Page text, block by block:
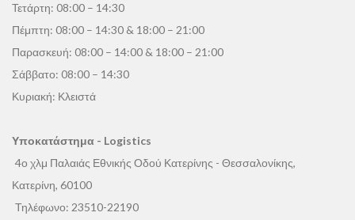
Τετάρτη: 08:00 – 14:30
Πέμπτη: 08:00 – 14:30 & 18:00 – 21:00
Παρασκευή: 08:00 – 14:00 & 18:00 – 21:00
Σάββατο: 08:00 – 14:30
Κυριακή: Κλειστά
Υποκατάστημα - Logistics
4ο χλμ Παλαιάς Εθνικής Οδού Κατερίνης - Θεσσαλονίκης,
Κατερίνη, 60100
Τηλέφωνο: 23510-22190